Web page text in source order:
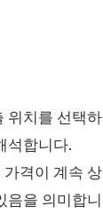
위치를 선택하
석합니다.
격이 계속 상
음을 의미합니